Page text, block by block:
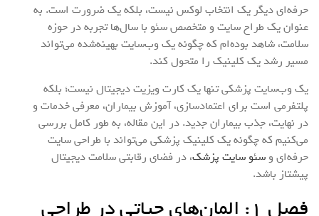
حرفه‌ای دیگر یک انتخاب لوکس نیست، بلکه یک ضرورت است. به
عنوان یک طراح سایت و متخصص سئو با سال‌ها تجربه در حوزه
سلامت، شاهد بوده‌ام که چگونه یک وب‌سایت بهینه‌شده می‌تواند
مسیر رشد یک کلینیک را متحول کند.
یک وب‌سایت پزشکی تنها یک کارت ویزیت دیجیتال نیست؛ بلکه
پلتفرمی است برای اعتمادسازی، آموزش بیماران، معرفی خدمات و
در نهایت، جذب بیماران جدید. در این مقاله، به طور کامل بررسی
می‌کنیم که چگونه یک کلینیک پزشکی می‌تواند با طراحی سایت
حرفه‌ای و سئو سایت پزشک، در فضای رقابتی سلامت دیجیتال
پیشتاز باشد.
فصل ۱: المان‌های حیاتی در طراحی